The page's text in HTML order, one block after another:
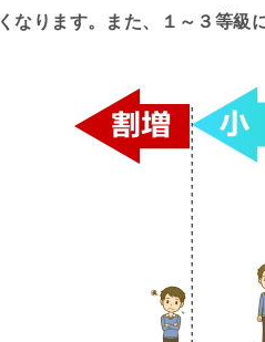
くなります。また、１～３等級